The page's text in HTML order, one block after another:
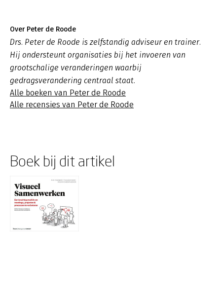
Over Peter de Roode
Drs. Peter de Roode is zelfstandig adviseur en trainer.
Hij ondersteunt organisaties bij het invoeren van
grootschalige veranderingen waarbij
gedragsverandering centraal staat.
Alle boeken van Peter de Roode
Alle recensies van Peter de Roode
Boek bij dit artikel